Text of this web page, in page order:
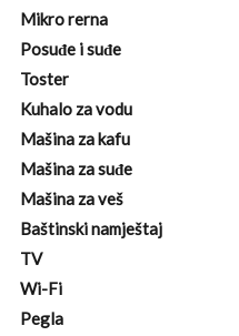
Mikro rerna
Posuđe i suđe
Toster
Kuhalo za vodu
Mašina za kafu
Mašina za suđe
Mašina za veš
Baštinski namještaj
TV
Wi-Fi
Pegla